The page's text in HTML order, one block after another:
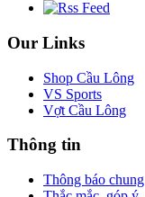
Our Links
Shop Cầu Lông
VS Sports
Vợt Cầu Lông
Thông tin
Thông báo chung